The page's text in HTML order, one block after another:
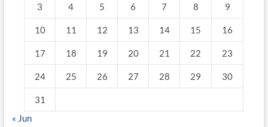
3 4 5 6 7 8 9
10 11 12 13 14 15 16
17 18 19 20 21 22 23
24 25 26 27 28 29 30
31
« Jun